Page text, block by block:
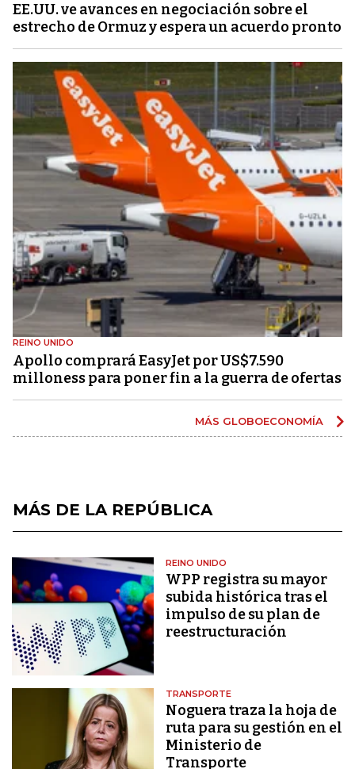
EE.UU. ve avances en negociación sobre el
estrecho de Ormuz y espera un acuerdo pronto
REINO UNIDO
Apollo comprará EasyJet por US$7.590
milloness para poner fin a la guerra de ofertas
MÁS GLOBOECONOMÍA
MÁS DE LA REPÚBLICA
REINO UNIDO
WPP registra su mayor
subida histórica tras el
impulso de su plan de
reestructuración
TRANSPORTE
Noguera traza la hoja de
ruta para su gestión en el
Ministerio de
Transporte